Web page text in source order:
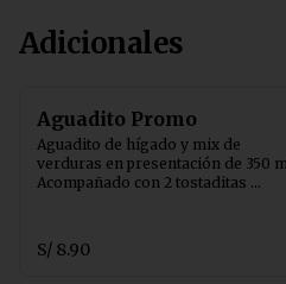
Adicionales
Aguadito Promo
Aguadito de hígado y mix de
verduras en presentación de 350
Acompañado con 2 tostaditas
S/ 8.90